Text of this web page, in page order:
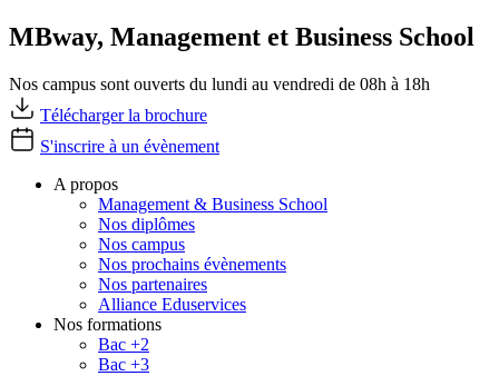
MBway, Management et Business School
Nos campus sont ouverts du lundi au vendredi de 08h à 18h
Télécharger la brochure
S'inscrire à un évènement
A propos
Management & Business School
Nos diplômes
Nos campus
Nos prochains évènements
Nos partenaires
Alliance Eduservices
Nos formations
Bac +2
Bac +3